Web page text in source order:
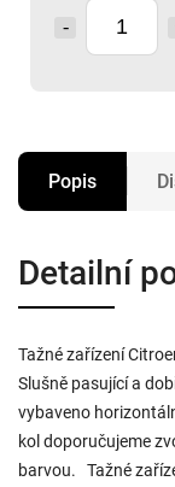
Popis
Detailní
Tažné zařízení
Slušně pasující a
vybaveno
kol doporučujeme
barvou. Tažné